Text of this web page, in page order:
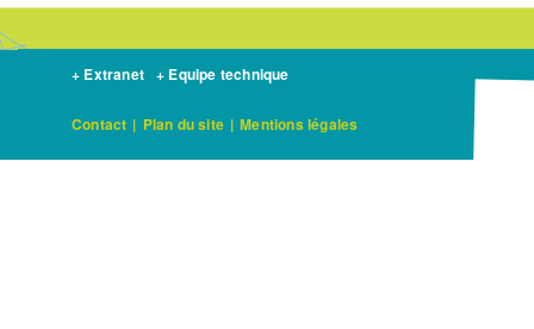
+ Extranet + Equipe technique
Contact | Plan du site | Mentions légales